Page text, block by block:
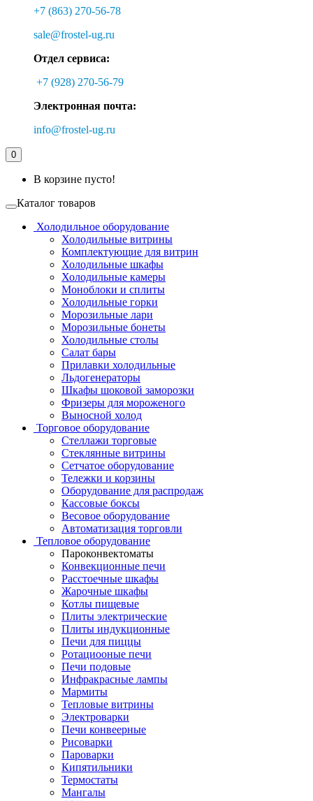
+7 (863) 270-56-78
sale@frostel-ug.ru
Отдел сервиса:
+7 (928) 270-56-79
Электронная почта:
info@frostel-ug.ru
0
В корзине пусто!
Каталог товаров
Холодильное оборудование
Холодильные витрины
Комплектующие для витрин
Холодильные шкафы
Холодильные камеры
Моноблоки и сплиты
Холодильные горки
Морозильные лари
Морозильные бонеты
Холодильные столы
Салат бары
Прилавки холодильные
Льдогенераторы
Шкафы шоковой заморозки
Фризеры для мороженого
Выносной холод
Торговое оборудование
Стеллажи торговые
Стеклянные витрины
Сетчатое оборудование
Тележки и корзины
Оборудование для распродаж
Кассовые боксы
Весовое оборудование
Автоматизация торговли
Тепловое оборудование
Пароконвектоматы
Конвекционные печи
Расстоечные шкафы
Жарочные шкафы
Котлы пищевые
Плиты электрические
Плиты индукционные
Печи для пиццы
Ротациооные печи
Печи подовые
Инфракрасные лампы
Мармиты
Тепловые витрины
Электроварки
Печи конвеерные
Рисоварки
Пароварки
Кипятильники
Термостаты
Мангалы